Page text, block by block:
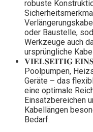
robuste
oder Baustelle,
Werkzeuge auch
ursprüngliche
𝐕𝐈𝐄𝐋𝐒𝐄𝐈𝐓𝐈𝐆
Poolpumpen,
Geräte – das
eine optimale
Einsatzbereichen
Kabellängen
Bedarf.